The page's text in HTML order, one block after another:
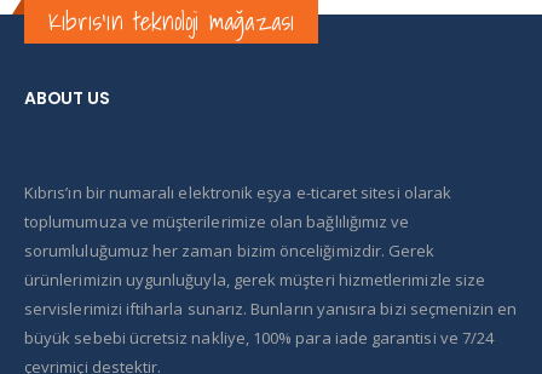
Kıbrıs'ın teknoloji mağazası
ABOUT US
Kıbrıs’ın bir numaralı elektronik eşya e-ticaret sitesi olarak
toplumumuza ve müşterilerimize olan bağlılığımız ve
sorumluluğumuz her zaman bizim önceliğimizdir. Gerek
ürünlerimizin uygunluğuyla, gerek müşteri hizmetlerimizle size
servislerimizi iftiharla sunarız. Bunların yanısıra bizi seçmenizin en
büyük sebebi ücretsiz nakliye, 100% para iade garantisi ve 7/24
çevrimiçi destektir.